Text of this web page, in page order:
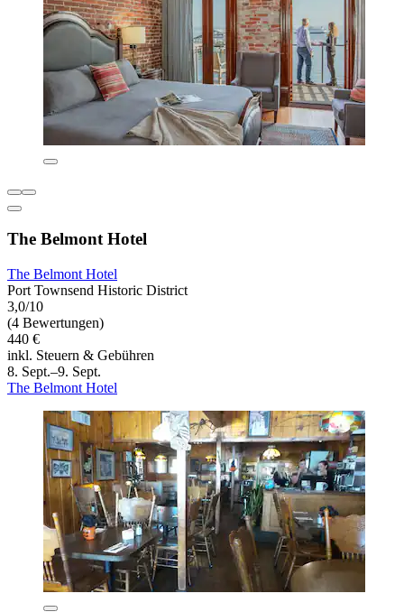
The Belmont Hotel
The Belmont Hotel
Port Townsend Historic District
3,0/10
(4 Bewertungen)
440 €
inkl. Steuern & Gebühren
8. Sept.–9. Sept.
The Belmont Hotel